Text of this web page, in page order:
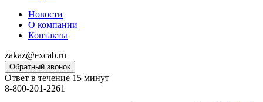
Новости
О компании
Контакты
zakaz@excab.ru
Обратный звонок
Ответ в течение 15 минут
8-800-201-2261